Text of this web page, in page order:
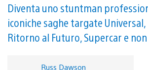
Diventa uno stuntman
iconiche saghe targate Universal,
Ritorno al Futuro, Supercar e
Russ Dawson